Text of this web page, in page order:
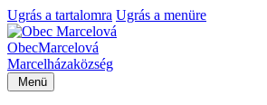
Ugrás a tartalomra Ugrás a menüre
ObecMarcelová
Marcelházaközség
Menü